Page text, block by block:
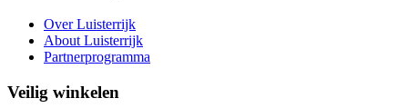
Over Luisterrijk
About Luisterrijk
Partnerprogramma
Veilig winkelen